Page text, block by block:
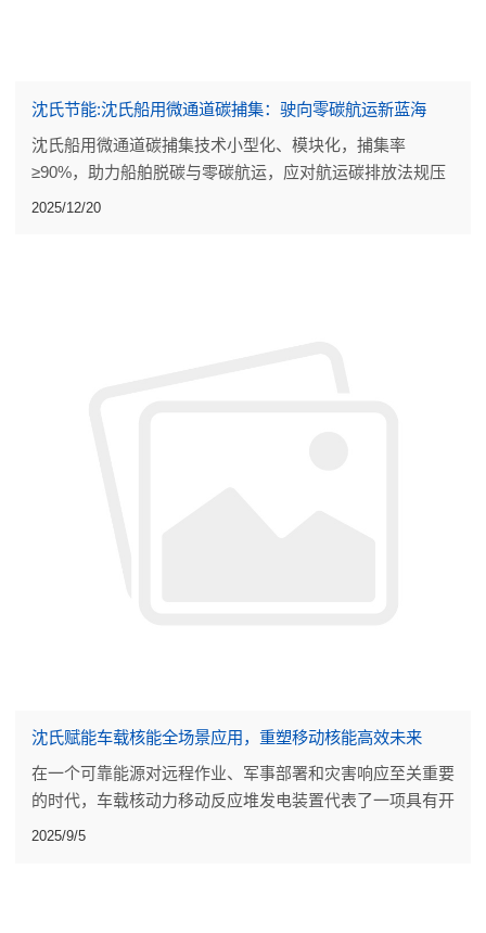
沈氏节能:沈氏船用微通道碳捕集：驶向零碳航运新蓝海
沈氏船用微通道碳捕集技术小型化、模块化，捕集率
≥90%，助力船舶脱碳与零碳航运，应对航运碳排放法规压
力，开辟船舶CCUS新蓝海
2025/12/20
沈氏赋能车载核能全场景应用，重塑移动核能高效未来
在一个可靠能源对远程作业、军事部署和灾害响应至关重要
的时代，车载核动力移动反应堆发电装置代表了一项具有开
创性的进步。沈氏节能将先进的核技术与超临界二氧化碳
2025/9/5